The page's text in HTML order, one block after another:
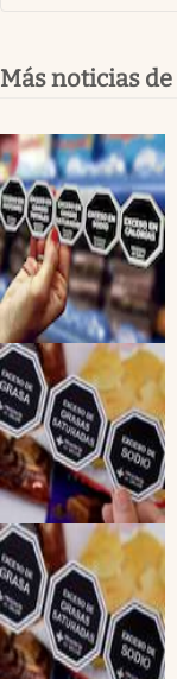
Más noticias de